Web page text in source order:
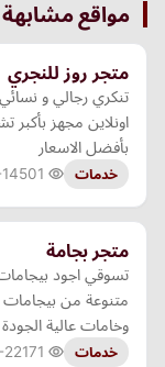
مواقع مشابهة
متجر روز للنجري
تنكري رجالي و
اونلاين مجهز بأكبر
بأفضل الاسعار
خدمات
متجر بجامة
تسوقي اجود بيجامات
متنوعة من بيجامات
وخامات عالية
خدمات 22